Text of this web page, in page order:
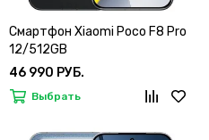
Смартфон Xiaomi Poco F8 Pro
12/512GB
46 990 РУБ.
Выбрать